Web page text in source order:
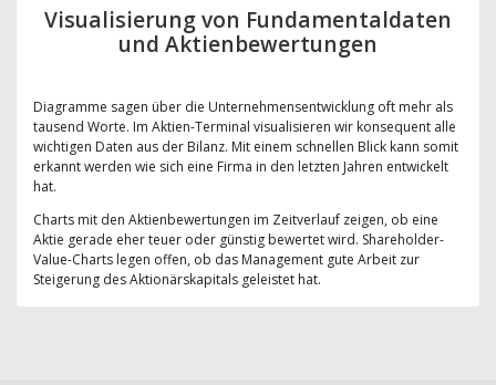
Visualisierung von Fundamentaldaten
und Aktienbewertungen
Diagramme sagen über die Unternehmensentwicklung oft mehr als
tausend Worte. Im Aktien-Terminal visualisieren wir konsequent alle
wichtigen Daten aus der Bilanz. Mit einem schnellen Blick kann somit
erkannt werden wie sich eine Firma in den letzten Jahren entwickelt
hat.
Charts mit den Aktienbewertungen im Zeitverlauf zeigen, ob eine
Aktie gerade eher teuer oder günstig bewertet wird. Shareholder-
Value-Charts legen offen, ob das Management gute Arbeit zur
Steigerung des Aktionärskapitals geleistet hat.